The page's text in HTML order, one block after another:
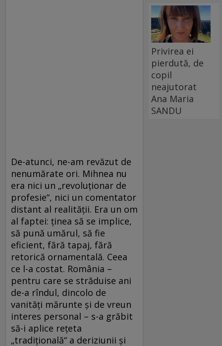
De-atunci, ne-am revăzut de
nenumărate ori. Mihnea nu
era nici un „revoluționar de
profesie“, nici un comentator
distant al realității. Era un om
al faptei: ținea să se implice,
să pună umărul, să fie
eficient, fără tapaj, fără
retorică ornamentală. Ceea
ce l-a costat. România –
pentru care se străduise ani
de-a rîndul, dincolo de
vanități mărunte și de vreun
interes personal – s-a grăbit
să-i aplice rețeta
„tradițională“ a deriziunii și
Privirea ei
pierdută, de
copil
neajutorat
Ana Maria
SANDU